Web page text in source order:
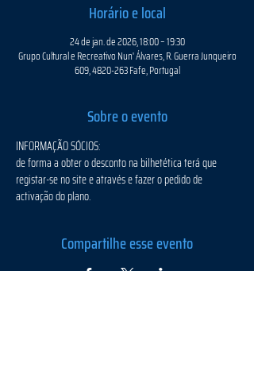
Horário e local
24 de jan. de 2026, 18:00 – 19:30
Grupo Cultural e Recreativo Nun' Álvares, R. Guerra Junqueiro
609, 4820-263 Fafe, Portugal
Sobre o evento
INFORMAÇÃO SÓCIOS:
de forma a obter o desconto na bilhetética terá que
registar-se no site e através e fazer o pedido de
activação do plano.
Compartilhe esse evento